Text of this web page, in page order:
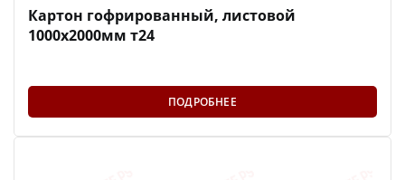
Картон гофрированный, листовой
1000х2000мм т24
ПОДРОБНЕЕ